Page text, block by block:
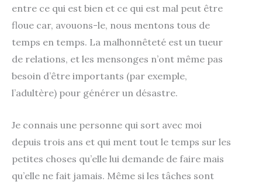
entre ce qui est bien et ce qui est mal peut être
floue car, avouons-le, nous mentons tous de
temps en temps. La malhonnêteté est un tueur
de relations, et les mensonges n’ont même pas
besoin d’être importants (par exemple,
l’adultère) pour générer un désastre.
Je connais une personne qui sort avec moi
depuis trois ans et qui ment tout le temps sur les
petites choses qu’elle lui demande de faire mais
qu’elle ne fait jamais. Même si les tâches sont